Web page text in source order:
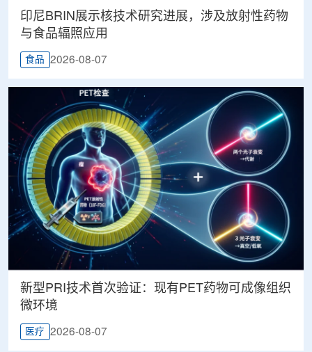
印尼BRIN展示核技术研究进展，涉及放射性药物
与食品辐照应用
食品 2026-08-07
新型PRI技术首次验证：现有PET药物可成像组织
微环境
医疗 2026-08-07